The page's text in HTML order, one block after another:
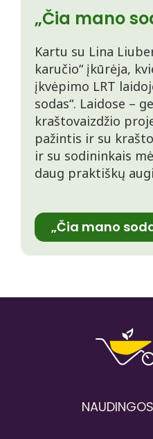
„Čia mano
Kartu su Lina
karučio“ įkūrėja,
įkvėpimo LRT
sodas“. Laidose –
kraštovaizdžio
pažintis ir su
ir su sodininkais
daug praktiškų
„Čia mano